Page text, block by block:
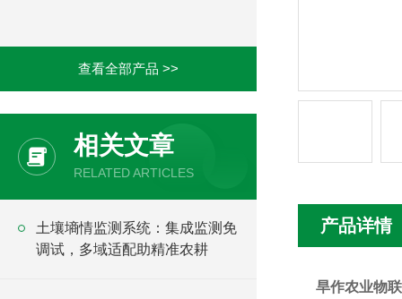
查看全部产品 >>
相关文章
RELATED ARTICLES
土壤墒情监测系统：集成监测免
调试，多域适配助精准农耕
产品详情
旱作农业物